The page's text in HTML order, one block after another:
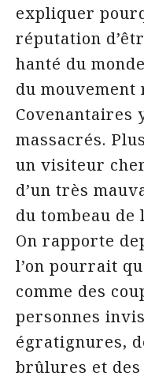
expliquer
réputation
hanté du
du
Covenantaires
massacrés.
un visiteur
d’un très
du tombeau de
On rapporte
l’on pourrait
comme des
personnes
égratignures,
brûlures et des